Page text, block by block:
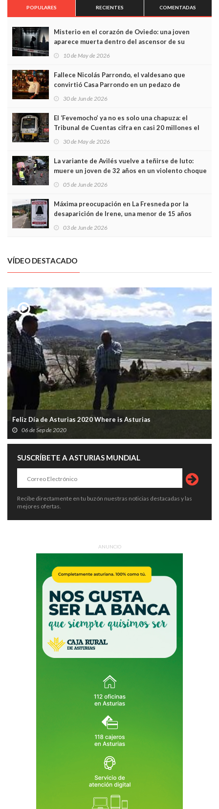
POPULARES RECIENTES COMENTADAS
Misterio en el corazón de Oviedo: una joven
aparece muerta dentro del ascensor de su
edificio y las cámaras captan sus últimos minutos
10 de May de 2026
Fallece Nicolás Parrondo, el valdesano que
convirtió Casa Parrondo en un pedazo de
Asturias en Madrid
30 de Jun de 2026
El ‘Fevemocho’ ya no es solo una chapuza: el
Tribunal de Cuentas cifra en casi 20 millones el
sobrecoste de los trenes que no cabían por los
30 de May de 2026
La variante de Avilés vuelve a teñirse de luto:
muere un joven de 32 años en un violento choque
frontal
05 de Jun de 2026
Máxima preocupación en La Fresneda por la
desaparición de Irene, una menor de 15 años
03 de Jun de 2026
VÍDEO DESTACADO
Feliz Día de Asturias 2020 Where is Asturias
06 de Sep de 2020
SUSCRÍBETE A ASTURIAS MUNDIAL
Recibe directamente en tu buzón nuestras noticias destacadas y las
mejores ofertas.
ANUNCIO